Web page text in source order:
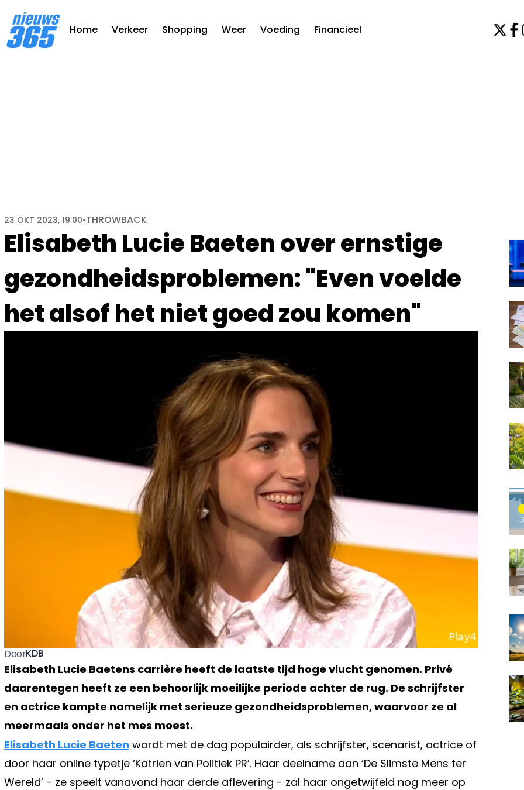
Home Verkeer Shopping Weer Voeding Financieel
Elisabeth Lucie Baeten over ernstige
gezondheidsproblemen: "Even voelde
het alsof het niet goed zou komen"
23 OKT 2023, 19:00•THROWBACK
DoorKDB
Elisabeth Lucie Baetens carrière heeft de laatste tijd hoge vlucht genomen. Privé
daarentegen heeft ze een behoorlijk moeilijke periode achter de rug. De schrijfster
en actrice kampte namelijk met serieuze gezondheidsproblemen, waarvoor ze al
meermaals onder het mes moest.
Elisabeth Lucie Baeten wordt met de dag populairder, als schrijfster, scenarist, actrice of
door haar online typetje ‘Katrien van Politiek PR’. Haar deelname aan ‘De Slimste Mens ter
Wereld’ - ze speelt vanavond haar derde aflevering - zal haar ongetwijfeld nog meer op